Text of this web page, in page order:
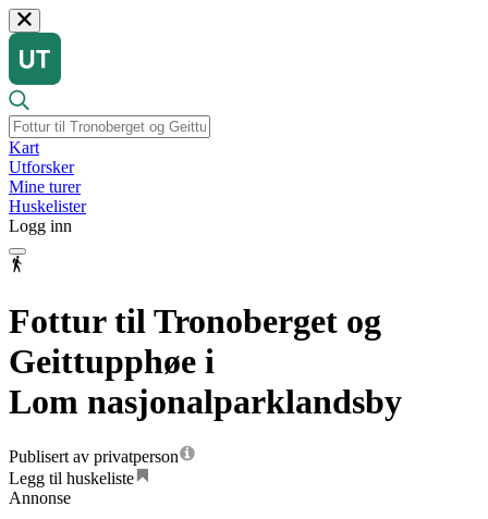
Kart
Utforsker
Mine turer
Huskelister
Logg inn
Fottur til Tronoberget og
Geittupphøe i
Lom nasjonalparklandsby
Publisert av privatperson
Legg til huskeliste
Annonse